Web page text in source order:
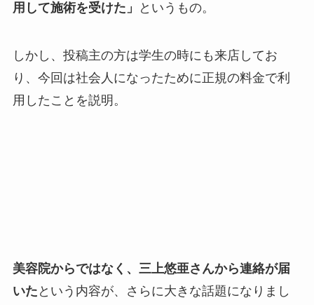
用して施術を受けた」
というもの。
しかし、投稿主の方は学生の時にも来店してお
り、今回は社会人になったために正規の料金で利
用したことを説明。
美容院からではなく、三上悠亜さんから連絡が届
いた という内容が、さらに大きな話題になりまし